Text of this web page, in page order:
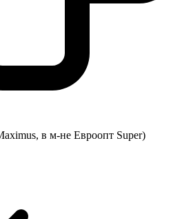
в м-не Евроопт Super)